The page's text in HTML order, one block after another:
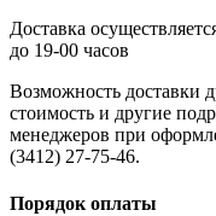
Доставка
до 19-00 часов
Возможность доставки
стоимость и другие
менеджеров при
(3412) 27-75-46.
Порядок оплаты